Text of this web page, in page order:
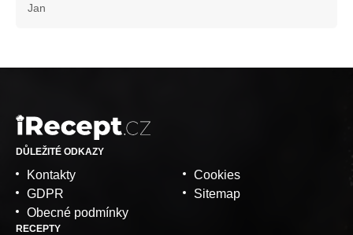
Jan
DŮLEŽITÉ ODKAZY
Kontakty
GDPR
Obecné podmínky
Cookies
Sitemap
RECEPTY